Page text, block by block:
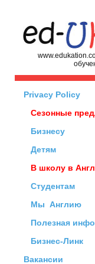
Privacy Policy
Сезонные
Бизнесу
Детям
В школу в
Студентам
Мы Англию
Полезная инфо
Бизнес-Линк
Вакансии